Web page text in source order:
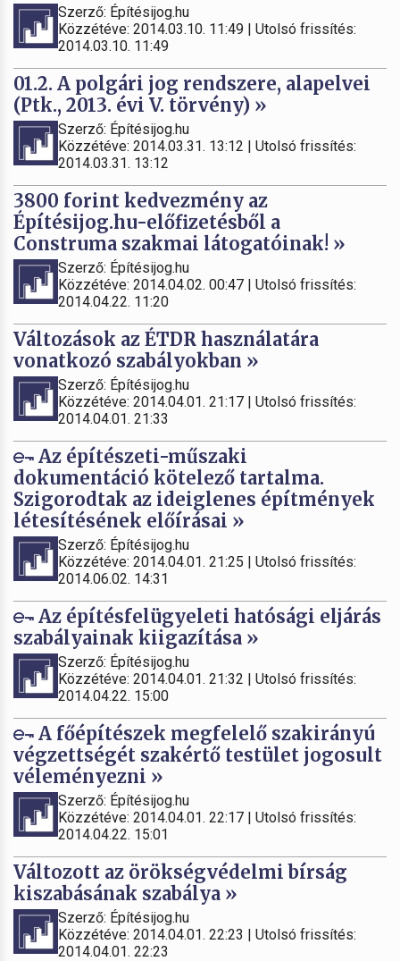
Szerző: Építésijog.hu
Közzétéve: 2014.03.10. 11:49 | Utolsó frissítés:
2014.03.10. 11:49
01.2. A polgári jog rendszere, alapelvei
(Ptk., 2013. évi V. törvény) »
Szerző: Építésijog.hu
Közzétéve: 2014.03.31. 13:12 | Utolsó frissítés:
2014.03.31. 13:12
3800 forint kedvezmény az
Építésijog.hu-előfizetésből a
Construma szakmai látogatóinak! »
Szerző: Építésijog.hu
Közzétéve: 2014.04.02. 00:47 | Utolsó frissítés:
2014.04.22. 11:20
Változások az ÉTDR használatára
vonatkozó szabályokban »
Szerző: Építésijog.hu
Közzétéve: 2014.04.01. 21:17 | Utolsó frissítés:
2014.04.01. 21:33
Az építészeti-műszaki
dokumentáció kötelező tartalma.
Szigorodtak az ideiglenes építmények
létesítésének előírásai »
Szerző: Építésijog.hu
Közzétéve: 2014.04.01. 21:25 | Utolsó frissítés:
2014.06.02. 14:31
Az építésfelügyeleti hatósági eljárás
szabályainak kiigazítása »
Szerző: Építésijog.hu
Közzétéve: 2014.04.01. 21:32 | Utolsó frissítés:
2014.04.22. 15:00
A főépítészek megfelelő szakirányú
végzettségét szakértő testület jogosult
véleményezni »
Szerző: Építésijog.hu
Közzétéve: 2014.04.01. 22:17 | Utolsó frissítés:
2014.04.22. 15:01
Változott az örökségvédelmi bírság
kiszabásának szabálya »
Szerző: Építésijog.hu
Közzétéve: 2014.04.01. 22:23 | Utolsó frissítés:
2014.04.01. 22:23